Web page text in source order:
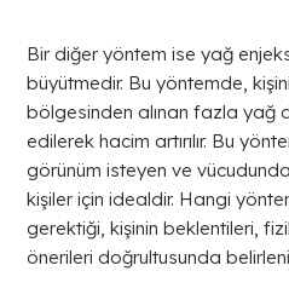
Bir diğer yöntem ise yağ
büyütmedir. Bu yöntemde,
bölgesinden alınan fazla yağ
edilerek hacim artırılır. Bu
görünüm isteyen ve
kişiler için idealdir. Hangi
gerektiği, kişinin beklentileri,
önerileri doğrultusunda